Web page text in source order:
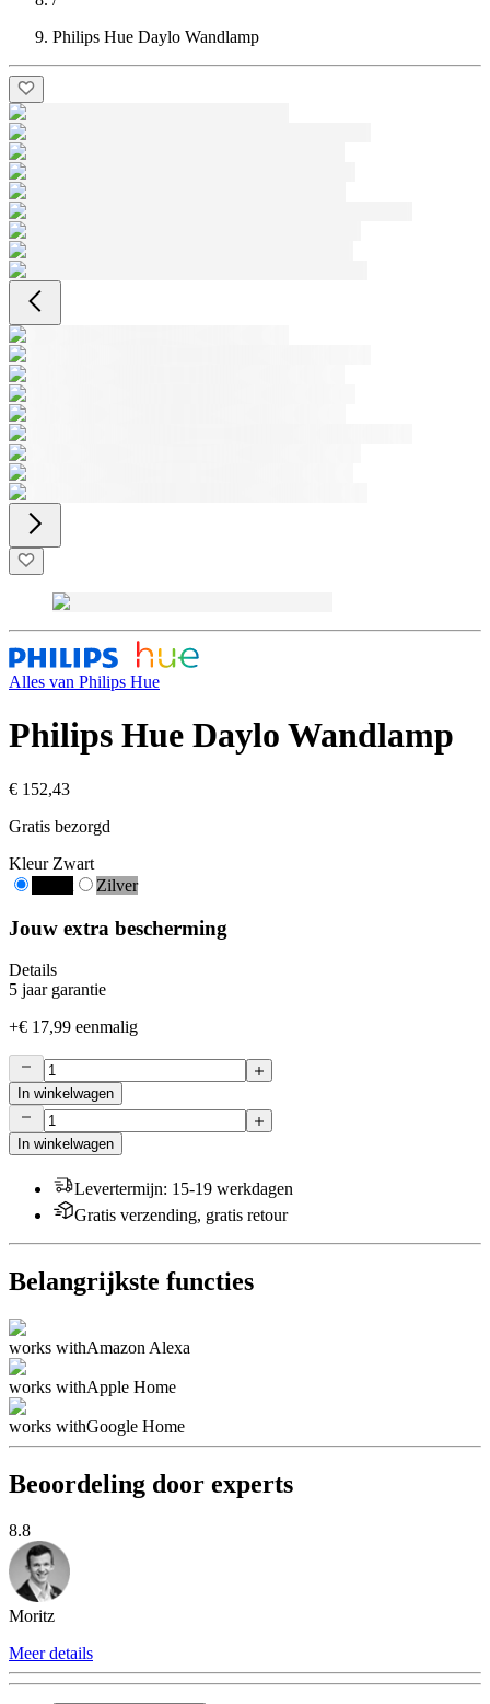
Philips Hue Daylo Wandlamp
Alles van Philips Hue
Philips Hue Daylo Wandlamp
€ 152,43
Gratis bezorgd
Kleur Zwart
Zilver
Jouw extra bescherming
Details
5 jaar garantie
+€ 17,99 eenmalig
In winkelwagen
In winkelwagen
Levertermijn: 15-19 werkdagen
Gratis verzending, gratis retour
Belangrijkste functies
works withAmazon Alexa
works withApple Home
works withGoogle Home
Beoordeling door experts
8.8
Moritz
Meer details